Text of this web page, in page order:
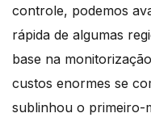
controle, podemos
rápida de algumas
base na
custos enormes se
sublinhou o primeiro-